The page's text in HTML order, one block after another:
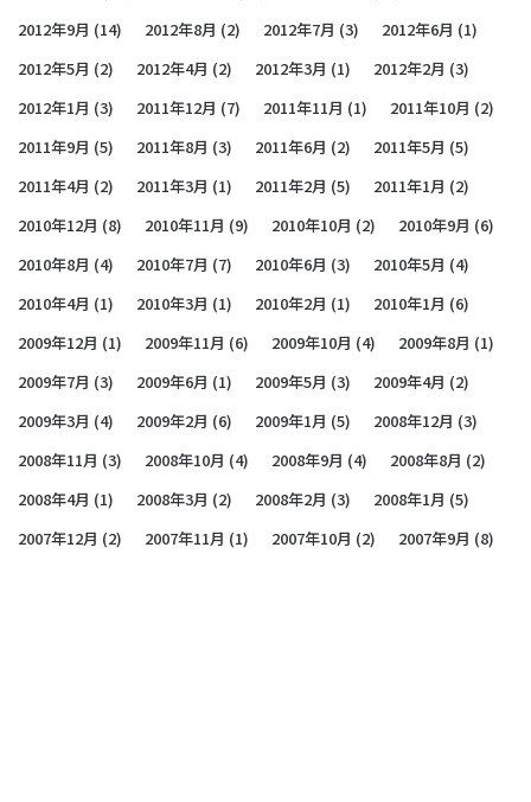
2012年9月 (14) 2012年8月 (2) 2012年7月 (3) 2012年6月 (1)
2012年5月 (2) 2012年4月 (2) 2012年3月 (1) 2012年2月 (3)
2012年1月 (3) 2011年12月 (7) 2011年11月 (1) 2011年10月 (2)
2011年9月 (5) 2011年8月 (3) 2011年6月 (2) 2011年5月 (5)
2011年4月 (2) 2011年3月 (1) 2011年2月 (5) 2011年1月 (2)
2010年12月 (8) 2010年11月 (9) 2010年10月 (2) 2010年9月 (6)
2010年8月 (4) 2010年7月 (7) 2010年6月 (3) 2010年5月 (4)
2010年4月 (1) 2010年3月 (1) 2010年2月 (1) 2010年1月 (6)
2009年12月 (1) 2009年11月 (6) 2009年10月 (4) 2009年8月 (1)
2009年7月 (3) 2009年6月 (1) 2009年5月 (3) 2009年4月 (2)
2009年3月 (4) 2009年2月 (6) 2009年1月 (5) 2008年12月 (3)
2008年11月 (3) 2008年10月 (4) 2008年9月 (4) 2008年8月 (2)
2008年4月 (1) 2008年3月 (2) 2008年2月 (3) 2008年1月 (5)
2007年12月 (2) 2007年11月 (1) 2007年10月 (2) 2007年9月 (8)